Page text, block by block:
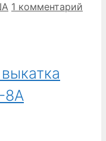
1 комментарий
8A